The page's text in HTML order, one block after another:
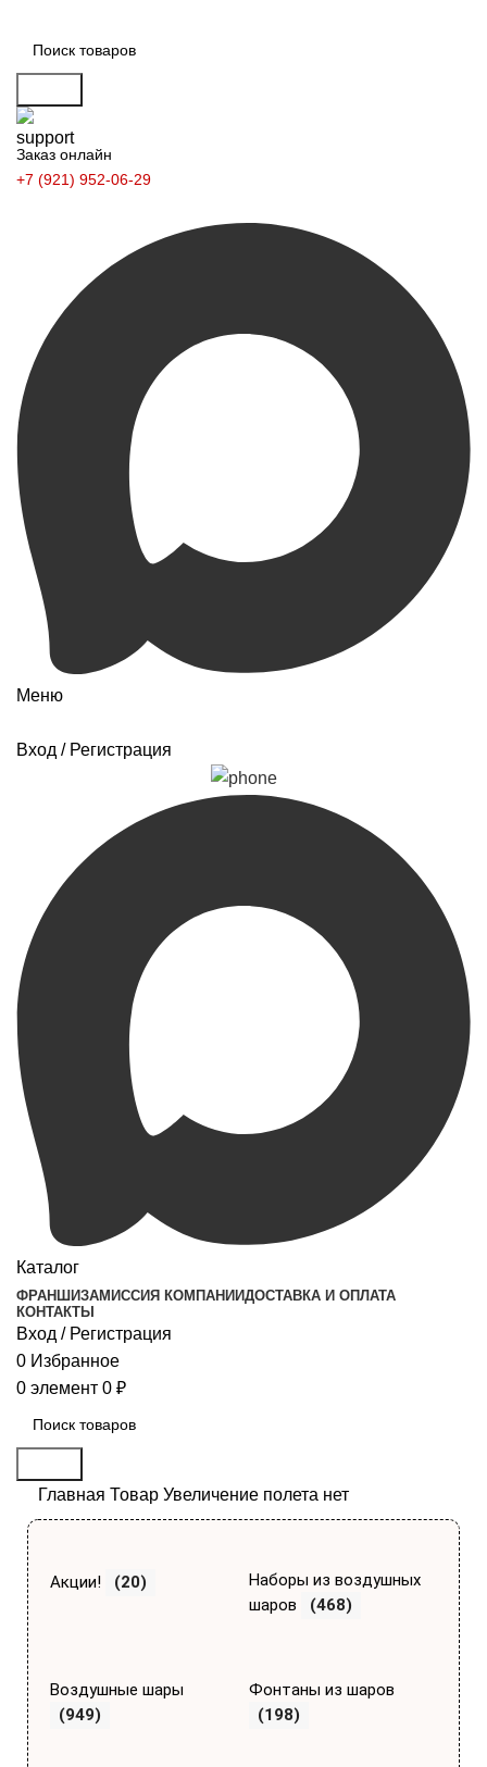
Заказ онлайн
+7 (921) 952-06-29
Меню
Вход / Регистрация
Каталог
ФРАНШИЗАМИССИЯ КОМПАНИИДОСТАВКА И ОПЛАТА
КОНТАКТЫ
Вход / Регистрация
0 Избранное
0 элемент 0 ₽
Главная Товар Увеличение полета нет
Акции! (20)
Наборы из воздушных
шаров
(468)
Воздушные шары
(949)
Фонтаны из шаров
(198)